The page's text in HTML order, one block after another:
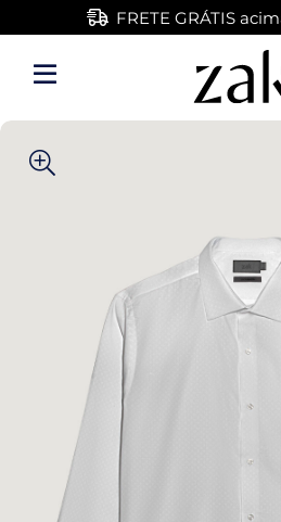
Entre com email
Criar nova
FRETE GRÁTIS